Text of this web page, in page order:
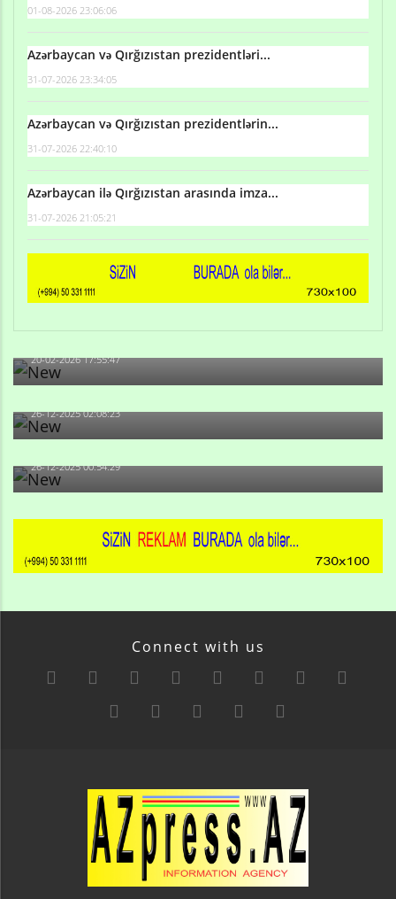
01-08-2026 23:06:06
Azərbaycan və Qırğızıstan prezidentləri...
31-07-2026 23:34:05
Azərbaycan və Qırğızıstan prezidentlərin...
31-07-2026 22:40:10
Azərbaycan ilə Qırğızıstan arasında imza...
31-07-2026 21:05:21
Qulu Məhərrəmli: Sosial şəbəkələrdə söyüş niyə artıb?
20-02-2026 17:55:47
Məni bura NAZİR GÖNDƏRİB - 1937-ci ildən fəaliyyətdə
olan və...
26-12-2025 02:08:23
-Ay qız, sən məhkəməni udmayacaqsan... Sən bilirsən
də, məni...
26-12-2025 00:54:29
Connect with us